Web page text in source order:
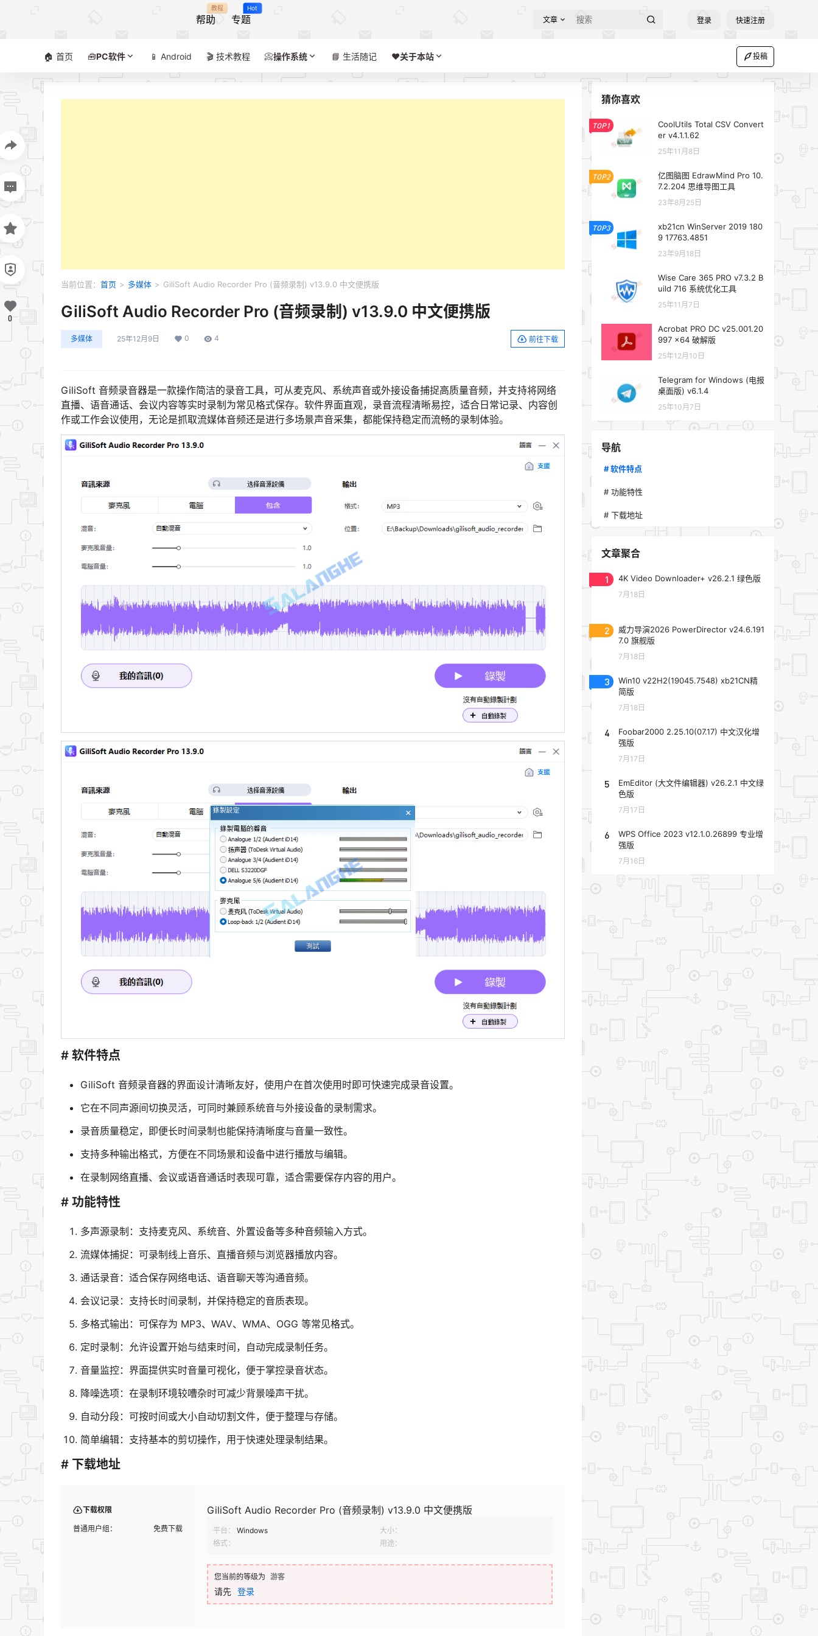
帮助
教程
专题
Hot
文章 登录 快速注册
🏠 首页 🧰PC软件 📱 Android 🎬 技术教程 📀操作系统 📘 生活随记 ❤️‍关于本站 投稿
当前位置： 首页 > 多媒体 > GiliSoft Audio Recorder Pro (音频录制) v13.9.0 中文便携版
GiliSoft Audio Recorder Pro (音频录制) v13.9.0 中文便携版
多媒体 25年12月9日 0 4 前往下载
GiliSoft 音频录音器是一款操作简洁的录音工具，可从麦克风、系统声音或外接设备捕捉高质量音频，并支持将网络
直播、语音通话、会议内容等实时录制为常见格式保存。软件界面直观，录音流程清晰易控，适合日常记录、内容创
作或工作会议使用，无论是抓取流媒体音频还是进行多场景声音采集，都能保持稳定而流畅的录制体验。
# 软件特点
GiliSoft 音频录音器的界面设计清晰友好，使用户在首次使用时即可快速完成录音设置。
它在不同声源间切换灵活，可同时兼顾系统音与外接设备的录制需求。
录音质量稳定，即便长时间录制也能保持清晰度与音量一致性。
支持多种输出格式，方便在不同场景和设备中进行播放与编辑。
在录制网络直播、会议或语音通话时表现可靠，适合需要保存内容的用户。
# 功能特性
多声源录制：支持麦克风、系统音、外置设备等多种音频输入方式。
流媒体捕捉：可录制线上音乐、直播音频与浏览器播放内容。
通话录音：适合保存网络电话、语音聊天等沟通音频。
会议记录：支持长时间录制，并保持稳定的音质表现。
多格式输出：可保存为 MP3、WAV、WMA、OGG 等常见格式。
定时录制：允许设置开始与结束时间，自动完成录制任务。
音量监控：界面提供实时音量可视化，便于掌控录音状态。
降噪选项：在录制环境较嘈杂时可减少背景噪声干扰。
自动分段：可按时间或大小自动切割文件，便于整理与存储。
简单编辑：支持基本的剪切操作，用于快速处理录制结果。
# 下载地址
下载权限
普通用户组： 免费下载
GiliSoft Audio Recorder Pro (音频录制) v13.9.0 中文便携版
平台： Windows
大小：
格式：
用途：
您当前的等级为 游客
请先 登录
0
猜你喜欢
TOP1
CoolUtils Total CSV Convert
er v4.1.1.62
25年11月8日
TOP2
亿图脑图 EdrawMind Pro 10.
7.2.204 思维导图工具
23年8月25日
TOP3
xb21cn WinServer 2019 180
9 17763.4851
23年9月18日
Wise Care 365 PRO v7.3.2 B
uild 716 系统优化工具
25年11月7日
Acrobat PRO DC v25.001.20
997 x64 破解版
25年12月10日
Telegram for Windows (电报
桌面版) v6.1.4
25年10月7日
导航
# 软件特点
# 功能特性
# 下载地址
文章聚合
1 4K Video Downloader+ v26.2.1 绿色版
7月18日
2
威力导演2026 PowerDirector v24.6.191
7.0 旗舰版
7月18日
3
Win10 v22H2(19045.7548) xb21CN精
简版
7月18日
4
Foobar2000 2.25.10(07.17) 中文汉化增
强版
7月17日
5
EmEditor (大文件编辑器) v26.2.1 中文绿
色版
7月17日
6
WPS Office 2023 v12.1.0.26899 专业增
强版
7月16日